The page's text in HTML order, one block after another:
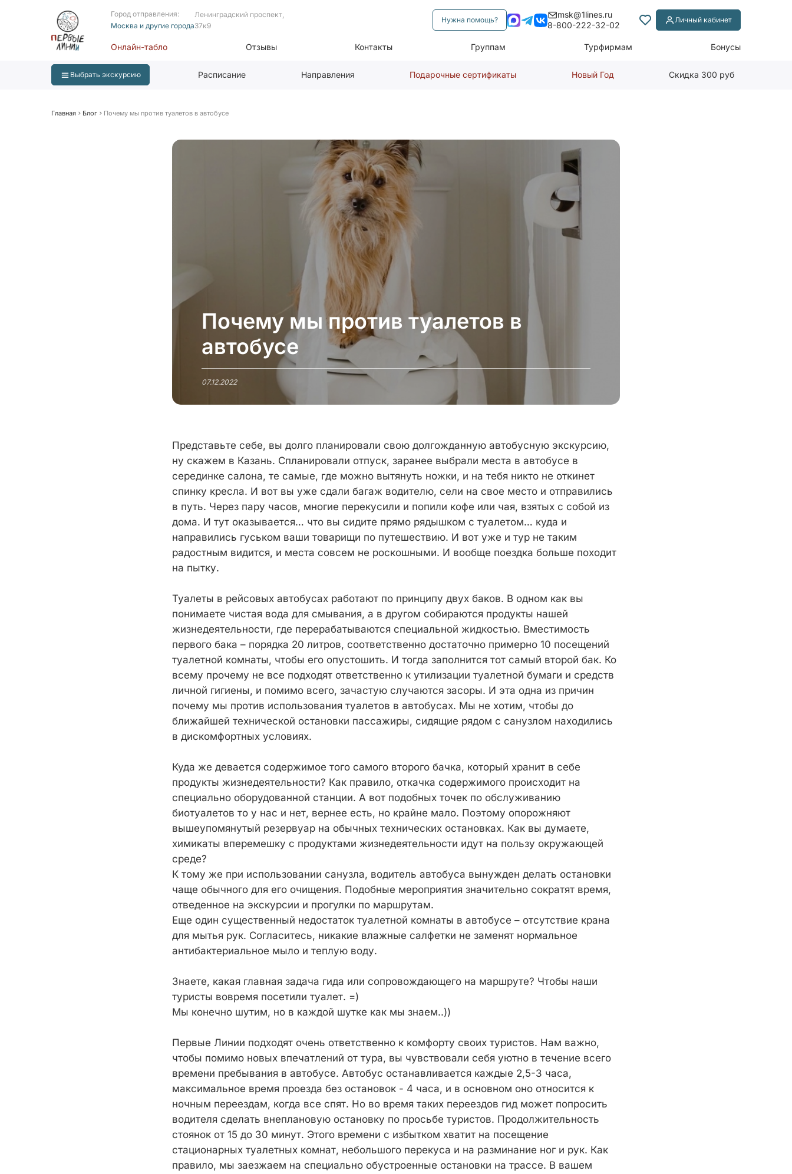
Город отправления:
Москва и другие города
Ленинградский проспект,
37к9
Нужна помощь?
msk@1lines.ru
8-800-222-32-02
Личный кабинет
Онлайн-табло Отзывы Контакты Группам Турфирмам Бонусы
Выбрать экскурсию Расписание Направления Подарочные сертификаты Новый Год Скидка 300 руб
Главная Блог Почему мы против туалетов в автобусе
Почему мы против туалетов в
автобусе
07.12.2022
Представьте себе, вы долго планировали свою долгожданную автобусную экскурсию,
ну скажем в Казань. Спланировали отпуск, заранее выбрали места в автобусе в
серединке салона, те самые, где можно вытянуть ножки, и на тебя никто не откинет
спинку кресла. И вот вы уже сдали багаж водителю, сели на свое место и отправились
в путь. Через пару часов, многие перекусили и попили кофе или чая, взятых с собой из
дома. И тут оказывается… что вы сидите прямо рядышком с туалетом… куда и
направились гуськом ваши товарищи по путешествию. И вот уже и тур не таким
радостным видится, и места совсем не роскошными. И вообще поездка больше походит
на пытку.
Туалеты в рейсовых автобусах работают по принципу двух баков. В одном как вы
понимаете чистая вода для смывания, а в другом собираются продукты нашей
жизнедеятельности, где перерабатываются специальной жидкостью. Вместимость
первого бака – порядка 20 литров, соответственно достаточно примерно 10 посещений
туалетной комнаты, чтобы его опустошить. И тогда заполнится тот самый второй бак. Ко
всему прочему не все подходят ответственно к утилизации туалетной бумаги и средств
личной гигиены, и помимо всего, зачастую случаются засоры. И эта одна из причин
почему мы против использования туалетов в автобусах. Мы не хотим, чтобы до
ближайшей технической остановки пассажиры, сидящие рядом с санузлом находились
в дискомфортных условиях.
Куда же девается содержимое того самого второго бачка, который хранит в себе
продукты жизнедеятельности? Как правило, откачка содержимого происходит на
специально оборудованной станции. А вот подобных точек по обслуживанию
биотуалетов то у нас и нет, вернее есть, но крайне мало. Поэтому опорожняют
вышеупомянутый резервуар на обычных технических остановках. Как вы думаете,
химикаты вперемешку с продуктами жизнедеятельности идут на пользу окружающей
среде?
К тому же при использовании санузла, водитель автобуса вынужден делать остановки
чаще обычного для его очищения. Подобные мероприятия значительно сократят время,
отведенное на экскурсии и прогулки по маршрутам.
Еще один существенный недостаток туалетной комнаты в автобусе – отсутствие крана
для мытья рук. Согласитесь, никакие влажные салфетки не заменят нормальное
антибактериальное мыло и теплую воду.
Знаете, какая главная задача гида или сопровождающего на маршруте? Чтобы наши
туристы вовремя посетили туалет. =)
Мы конечно шутим, но в каждой шутке как мы знаем..))
Первые Линии подходят очень ответственно к комфорту своих туристов. Нам важно,
чтобы помимо новых впечатлений от тура, вы чувствовали себя уютно в течение всего
времени пребывания в автобусе. Автобус останавливается каждые 2,5-3 часа,
максимальное время проезда без остановок - 4 часа, и в основном оно относится к
ночным переездам, когда все спят. Но во время таких переездов гид может попросить
водителя сделать внеплановую остановку по просьбе туристов. Продолжительность
стоянок от 15 до 30 минут. Этого времени с избытком хватит на посещение
стационарных туалетных комнат, небольшого перекуса и на разминание ног и рук. Как
правило, мы заезжаем на специально обустроенные остановки на трассе. В вашем